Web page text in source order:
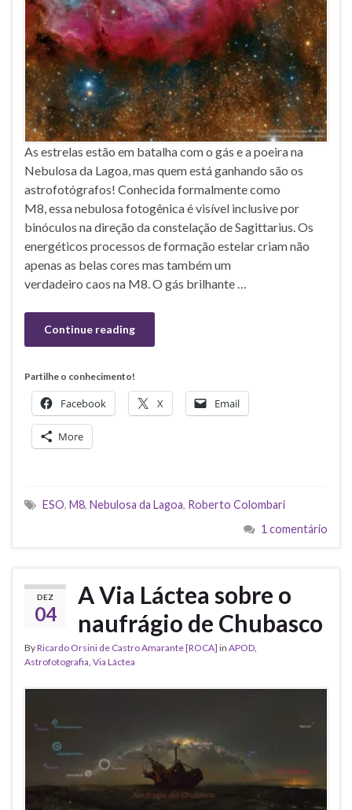
As estrelas estão em batalha com o gás e a poeira na
Nebulosa da Lagoa, mas quem está ganhando são os
astrofotógrafos! Conhecida formalmente como
M8, essa nebulosa fotogênica é visível inclusive por
binóculos na direção da constelação de Sagittarius. Os
energéticos processos de formação estelar criam não
apenas as belas cores mas também um
verdadeiro caos na M8. O gás brilhante …
Continue reading
Partilhe o conhecimento!
Facebook X Email
More
ESO, M8, Nebulosa da Lagoa, Roberto Colombari
1 comentário
DEZ
04
A Via Láctea sobre o
naufrágio de Chubasco
ByRicardo Orsini de Castro Amarante [ROCA] in APOD,
Astrofotografia, Via Láctea